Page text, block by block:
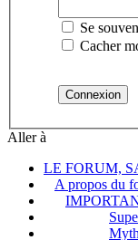
Se
Cacher
Aller à
LE FORUM,
A propos du